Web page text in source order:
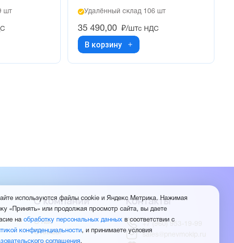
шт Удалённый склад 106 шт
35 490,00 ₽/штс НДС
В корзину
О компании
О нас
Отзывы
Контакты
+7 (960) 953-19-99
sales@pnevmokip.ru
используются файлы cookie и Яндекс Метрика. Нажимая
«Принять» или продолжая просмотр сайта, вы даете
на обработку персональных данных в соответствии с
конфиденциальности, и принимаете условия
соглашения.